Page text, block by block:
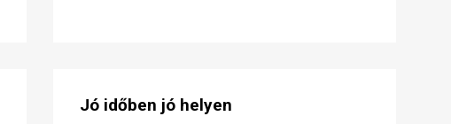
Jó időben jó helyen